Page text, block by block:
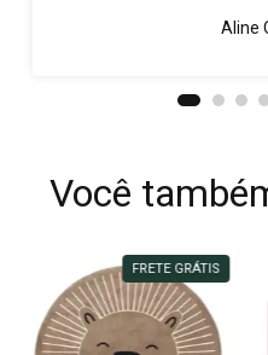
Aline
Você
FRETE GRÁTIS